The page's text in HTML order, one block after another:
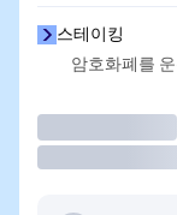
스테이킹
암호화폐를